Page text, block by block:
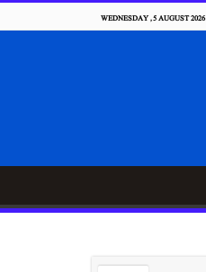
WEDNESDAY , 5 AUGUST 2026